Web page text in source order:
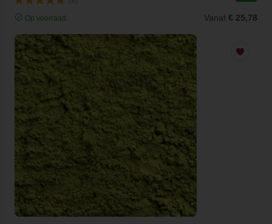
Op voorraad Vanaf € 25,78